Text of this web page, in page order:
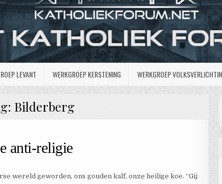
LEVANT WERKGROEP KERSTENING WERKGROEP
Bilderberg
anti-religie
wereld geworden, ons gouden kalf, onze heilige koe. “Gij